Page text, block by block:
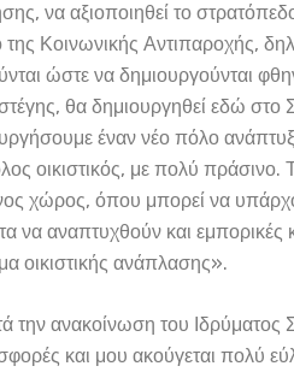
να αξιοποιηθεί το
Κοινωνικής Αντιπαροχής,
ώστε να δημιουργούνται
θα δημιουργηθεί εδώ στο
έναν νέο πόλο
οικιστικός, με πολύ πράσινο.
χώρος, όπου μπορεί να
αναπτυχθούν και εμπορικές
οικιστικής ανάπλασης».
την ανακοίνωση του Ιδρύματος
και μου ακούγεται πολύ